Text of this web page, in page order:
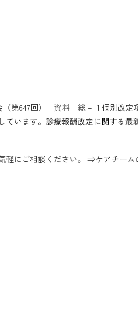
（第647回） 資料 総－１個別改定
ています。診療報酬改定に関する最
軽にご相談ください。 ⇒ケアチーム